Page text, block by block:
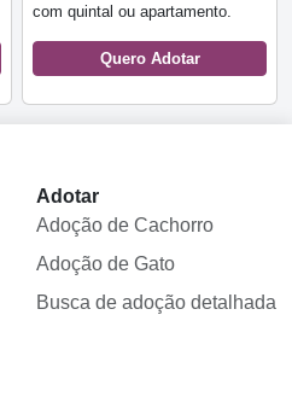
com quintal ou apartamento.
Quero Adotar
Adotar
Adoção de Cachorro
Adoção de Gato
Busca de adoção detalhada